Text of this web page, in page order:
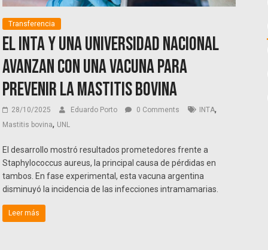
Transferencia
El INTA y una universidad nacional
avanzan con una vacuna para
prevenir la mastitis bovina
28/10/2025 Eduardo Porto 0 Comments INTA,
Mastitis bovina, UNL
El desarrollo mostró resultados prometedores frente a
Staphylococcus aureus, la principal causa de pérdidas en
tambos. En fase experimental, esta vacuna argentina
disminuyó la incidencia de las infecciones intramamarias.
Leer más